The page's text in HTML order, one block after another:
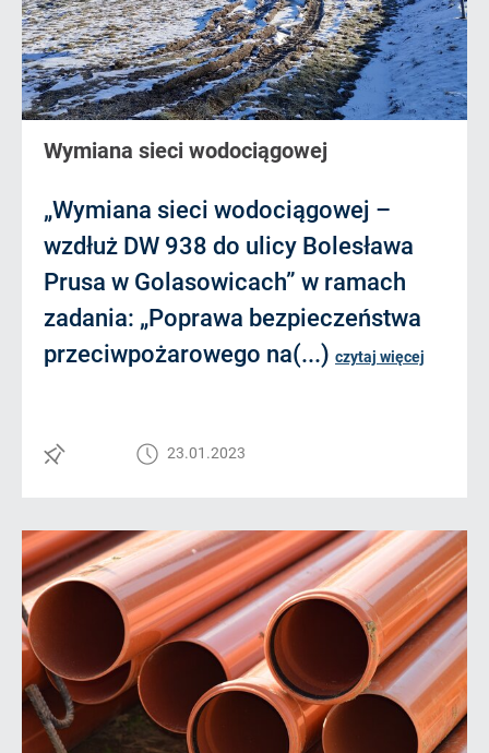
Wymiana sieci wodociągowej
„Wymiana sieci wodociągowej –
wzdłuż DW 938 do ulicy Bolesława
Prusa w Golasowicach” w ramach
zadania: „Poprawa bezpieczeństwa
przeciwpożarowego na(...) czytaj więcej
23.01.2023